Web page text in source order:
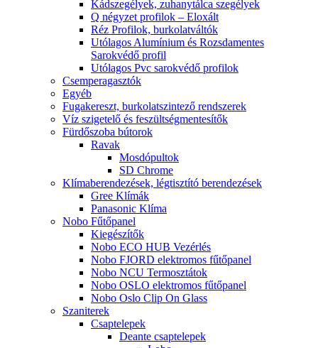
Kádszegélyek, zuhanytálca szegélyek
Q négyzet profilok – Eloxált
Réz Profilok, burkolatváltók
Utólagos Alumínium és Rozsdamentes
Sarokvédő profil
Utólagos Pvc sarokvédő profilok
Csemperagasztók
Egyéb
Fugakereszt, burkolatszintező rendszerek
Víz szigetelő és feszültségmentesítők
Fürdőszoba bútorok
Ravak
Mosdópultok
SD Chrome
Klímaberendezések, légtisztító berendezések
Gree Klímák
Panasonic Klíma
Nobo Fűtőpanel
Kiegészítők
Nobo ECO HUB Vezérlés
Nobo FJORD elektromos fűtőpanel
Nobo NCU Termosztátok
Nobo OSLO elektromos fűtőpanel
Nobo Oslo Clip On Glass
Szaniterek
Csaptelepek
Deante csaptelepek